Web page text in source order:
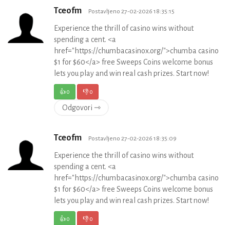
Tceofm Postavljeno 27-02-2026 18:35:15
Experience the thrill of casino wins without
spending a cent. <a
href="https://chumbacasinox.org/">chumba casino
$1 for $60</a> free Sweeps Coins welcome bonus
lets you play and win real cash prizes. Start now!
👍0 👎0
Odgovori ⇾
Tceofm Postavljeno 27-02-2026 18:35:09
Experience the thrill of casino wins without
spending a cent. <a
href="https://chumbacasinox.org/">chumba casino
$1 for $60</a> free Sweeps Coins welcome bonus
lets you play and win real cash prizes. Start now!
👍0 👎0